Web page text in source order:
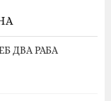
ДВА РАБА